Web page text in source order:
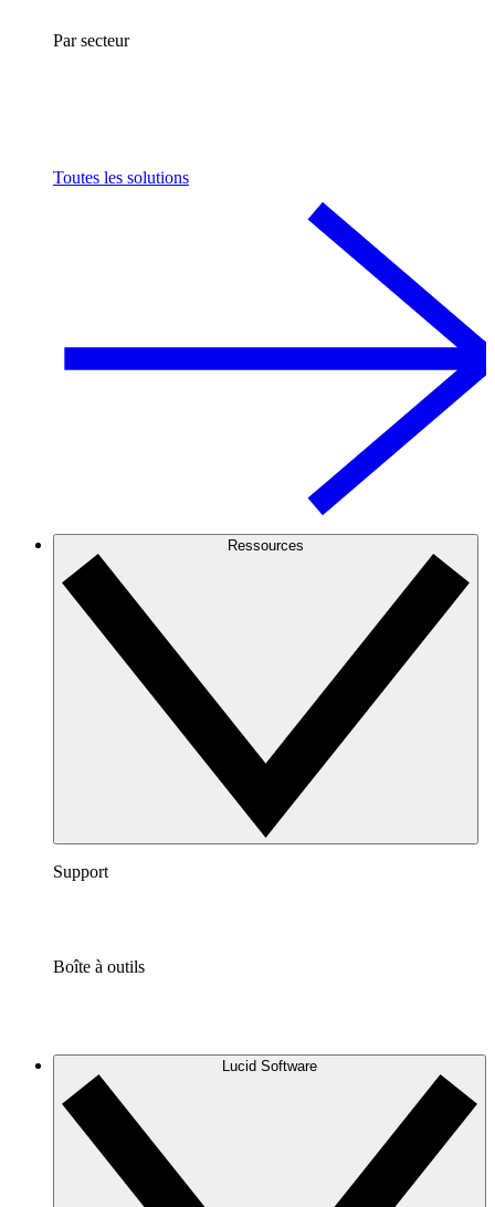
Par secteur
Toutes les solutions
Ressources
Support
Boîte à outils
Lucid Software